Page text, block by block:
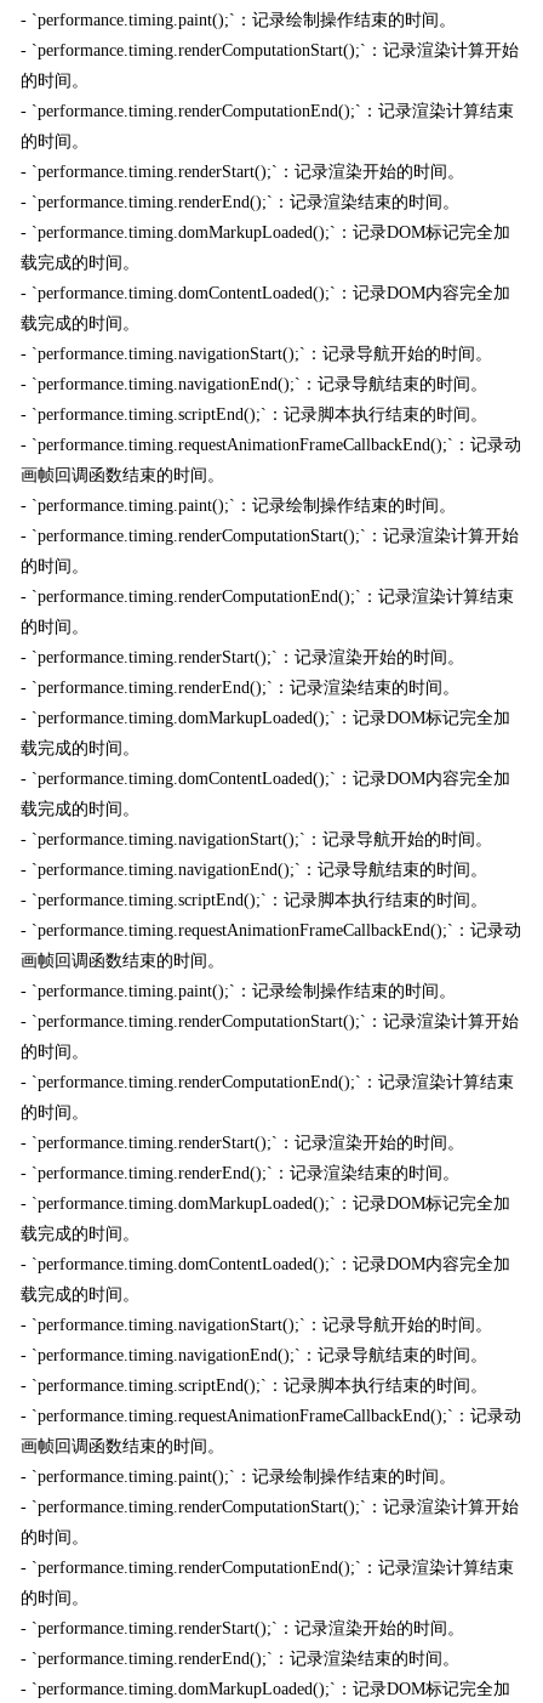
- `performance.timing.paint();`：记录绘制操作结束的时间。
- `performance.timing.renderComputationStart();`：记录渲染计算开始
的时间。
- `performance.timing.renderComputationEnd();`：记录渲染计算结束
的时间。
- `performance.timing.renderStart();`：记录渲染开始的时间。
- `performance.timing.renderEnd();`：记录渲染结束的时间。
- `performance.timing.domMarkupLoaded();`：记录DOM标记完全加
载完成的时间。
- `performance.timing.domContentLoaded();`：记录DOM内容完全加
载完成的时间。
- `performance.timing.navigationStart();`：记录导航开始的时间。
- `performance.timing.navigationEnd();`：记录导航结束的时间。
- `performance.timing.scriptEnd();`：记录脚本执行结束的时间。
- `performance.timing.requestAnimationFrameCallbackEnd();`：记录动
画帧回调函数结束的时间。
- `performance.timing.paint();`：记录绘制操作结束的时间。
- `performance.timing.renderComputationStart();`：记录渲染计算开始
的时间。
- `performance.timing.renderComputationEnd();`：记录渲染计算结束
的时间。
- `performance.timing.renderStart();`：记录渲染开始的时间。
- `performance.timing.renderEnd();`：记录渲染结束的时间。
- `performance.timing.domMarkupLoaded();`：记录DOM标记完全加
载完成的时间。
- `performance.timing.domContentLoaded();`：记录DOM内容完全加
载完成的时间。
- `performance.timing.navigationStart();`：记录导航开始的时间。
- `performance.timing.navigationEnd();`：记录导航结束的时间。
- `performance.timing.scriptEnd();`：记录脚本执行结束的时间。
- `performance.timing.requestAnimationFrameCallbackEnd();`：记录动
画帧回调函数结束的时间。
- `performance.timing.paint();`：记录绘制操作结束的时间。
- `performance.timing.renderComputationStart();`：记录渲染计算开始
的时间。
- `performance.timing.renderComputationEnd();`：记录渲染计算结束
的时间。
- `performance.timing.renderStart();`：记录渲染开始的时间。
- `performance.timing.renderEnd();`：记录渲染结束的时间。
- `performance.timing.domMarkupLoaded();`：记录DOM标记完全加
载完成的时间。
- `performance.timing.domContentLoaded();`：记录DOM内容完全加
载完成的时间。
- `performance.timing.navigationStart();`：记录导航开始的时间。
- `performance.timing.navigationEnd();`：记录导航结束的时间。
- `performance.timing.scriptEnd();`：记录脚本执行结束的时间。
- `performance.timing.requestAnimationFrameCallbackEnd();`：记录动
画帧回调函数结束的时间。
- `performance.timing.paint();`：记录绘制操作结束的时间。
- `performance.timing.renderComputationStart();`：记录渲染计算开始
的时间。
- `performance.timing.renderComputationEnd();`：记录渲染计算结束
的时间。
- `performance.timing.renderStart();`：记录渲染开始的时间。
- `performance.timing.renderEnd();`：记录渲染结束的时间。
- `performance.timing.domMarkupLoaded();`：记录DOM标记完全加